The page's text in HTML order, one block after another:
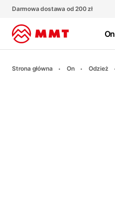
Darmowa dostawa od 200 zł
On
Strona główna On Odzież